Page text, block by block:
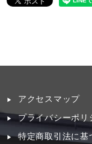
アクセスマップ
プライバシーポリ
特定商取引法に基